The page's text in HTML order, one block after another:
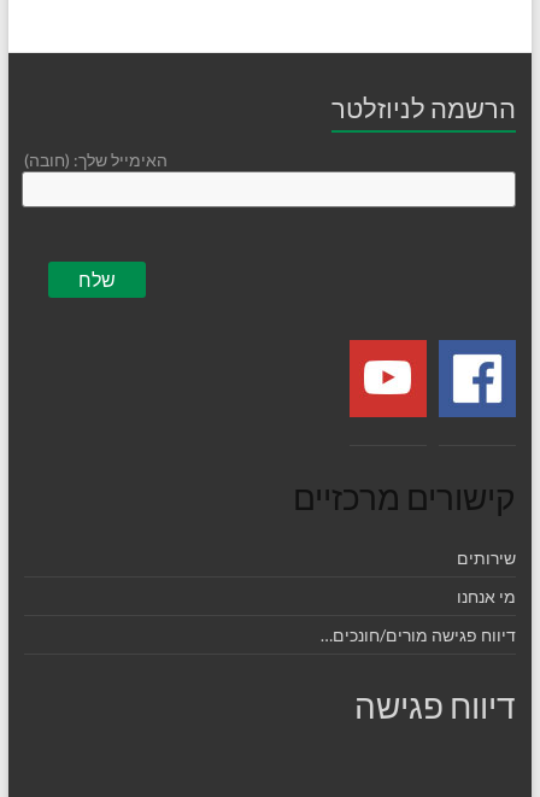
הרשמה לניוזלטר
האימייל שלך: (חובה)
קישורים מרכזיים
שירותים
מי אנחנו
דיווח פגישה מורים/חונכים…
דיווח פגישה